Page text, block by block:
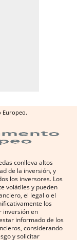
Europeo.
conlleva altos
de la inversión, y
los inversores. Los
volátiles y pueden
el legal o el
los
inversión en
informado de los
considerando
y solicitar